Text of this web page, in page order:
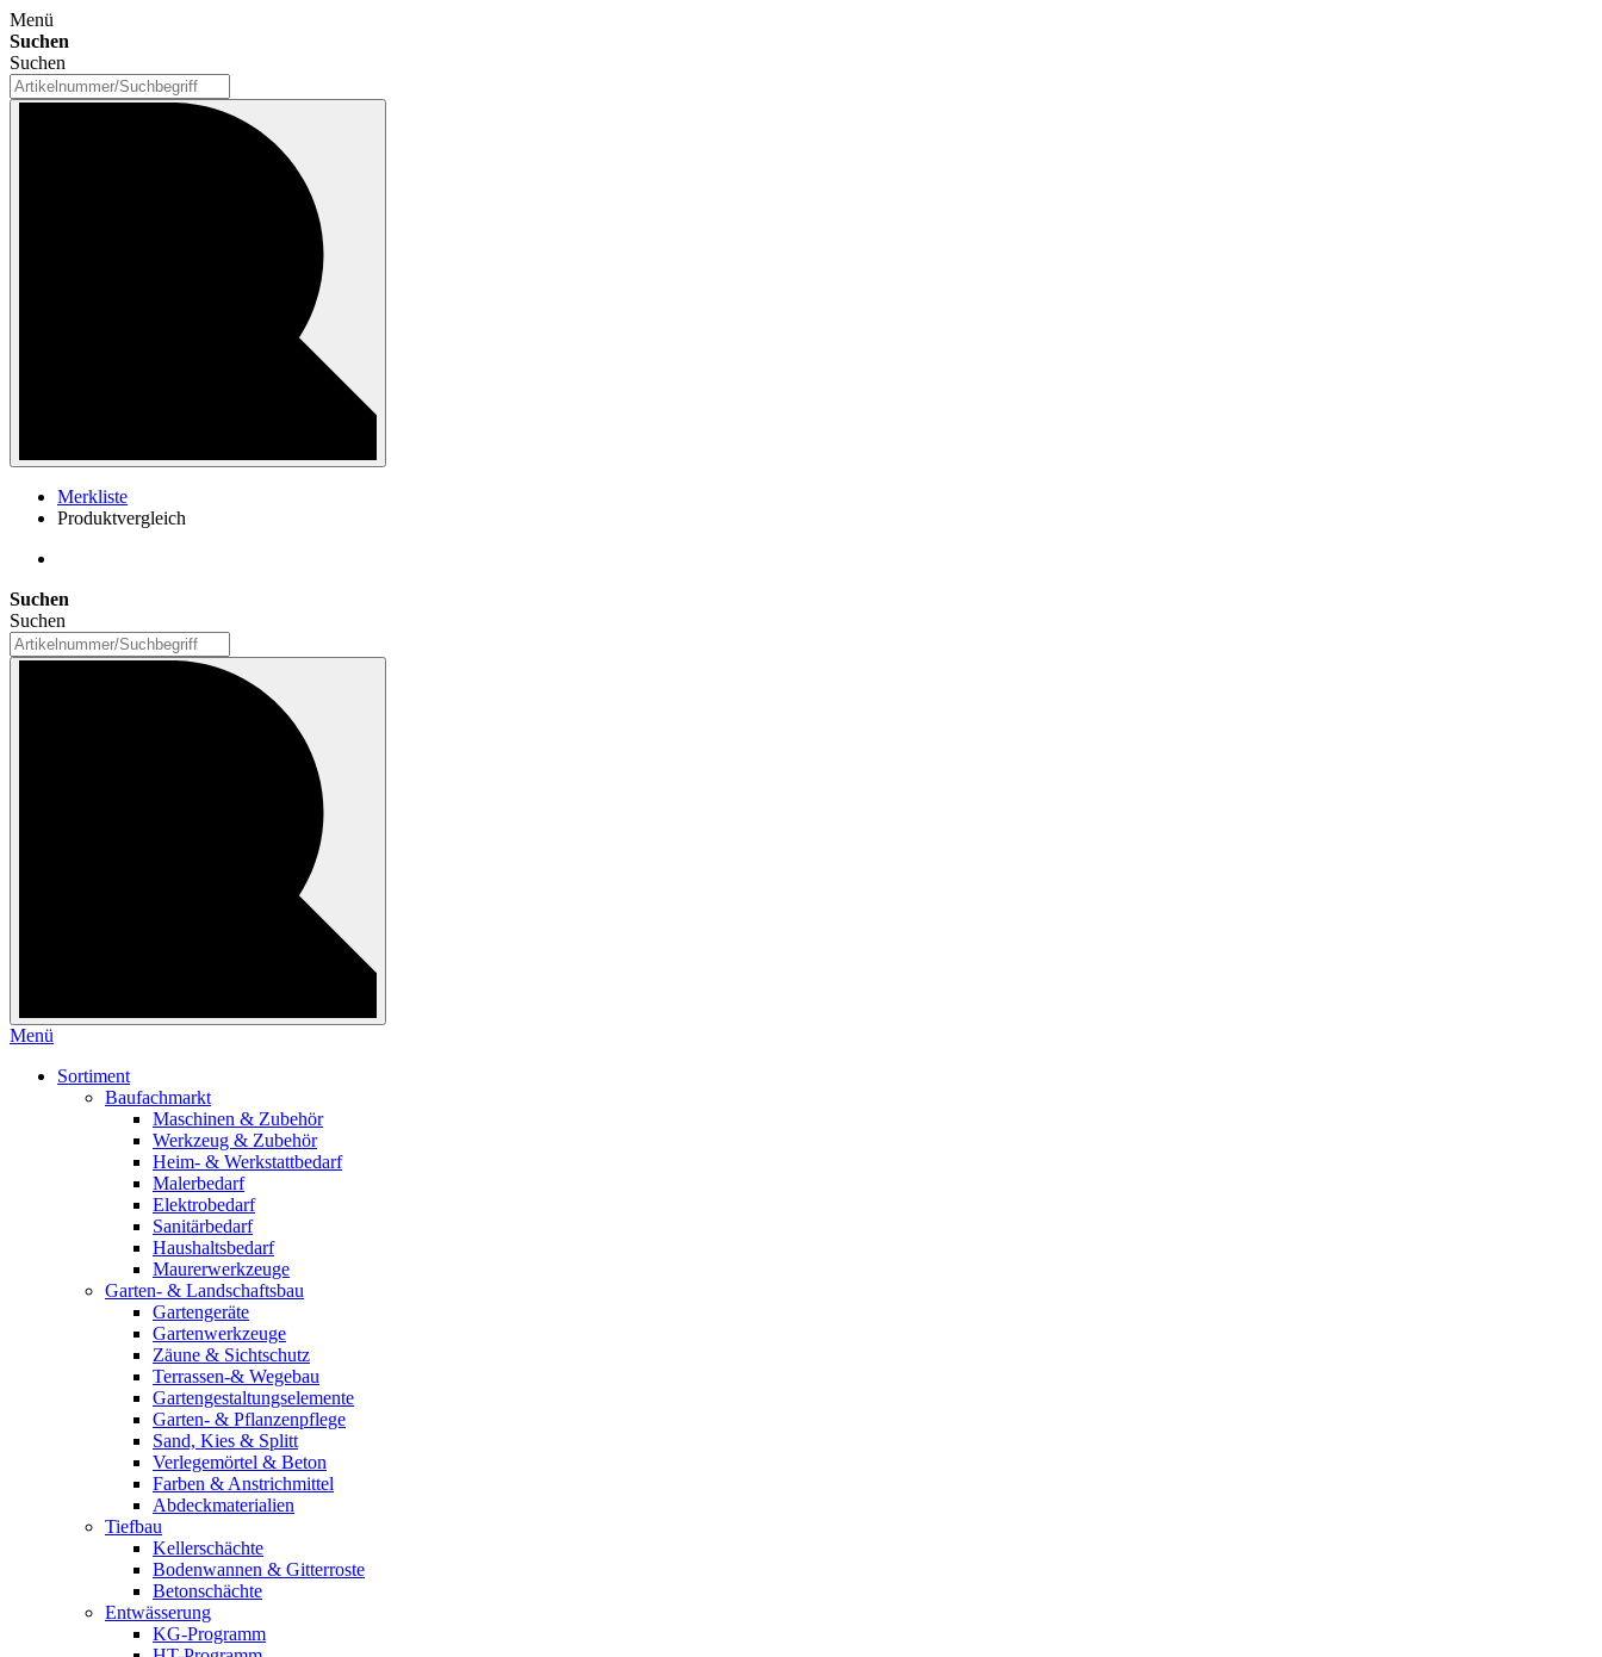
Menü
Suchen
Suchen
Merkliste
Produktvergleich
Suchen
Suchen
Menü
Sortiment
Baufachmarkt
Maschinen & Zubehör
Werkzeug & Zubehör
Heim- & Werkstattbedarf
Malerbedarf
Elektrobedarf
Sanitärbedarf
Haushaltsbedarf
Maurerwerkzeuge
Garten- & Landschaftsbau
Gartengeräte
Gartenwerkzeuge
Zäune & Sichtschutz
Terrassen-& Wegebau
Gartengestaltungselemente
Garten- & Pflanzenpflege
Sand, Kies & Splitt
Verlegemörtel & Beton
Farben & Anstrichmittel
Abdeckmaterialien
Tiefbau
Kellerschächte
Bodenwannen & Gitterroste
Betonschächte
Entwässerung
KG-Programm